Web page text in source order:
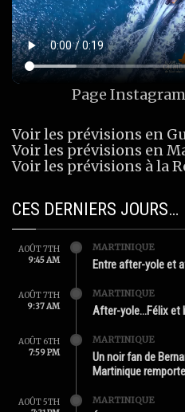
Page Instagram
Voir les prévisions en
Voir les prévisions en
Voir les prévisions à la
CES DERNIERS JOURS…
AOÛT 7TH
9:45 AM
MARTINIQUE
Entre after-yole et
AOÛT 7TH
9:37 AM
MARTINIQUE
After-yole…Félix et
AOÛT 6TH
7:59 PM
MARTINIQUE
Un noir fan de
Martinique
AOÛT 5TH
MARTINIQUE